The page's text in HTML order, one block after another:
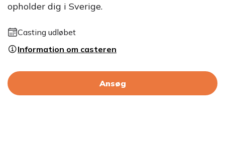
opholder dig i Sverige.
Casting udløbet
Information om casteren
Ansøg